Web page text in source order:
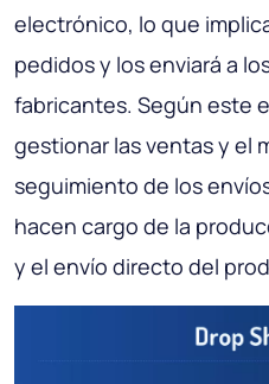
electrónico, lo que
pedidos y los enviará a
fabricantes. Según este
gestionar las ventas y el
seguimiento de los
hacen cargo de la
y el envío directo del